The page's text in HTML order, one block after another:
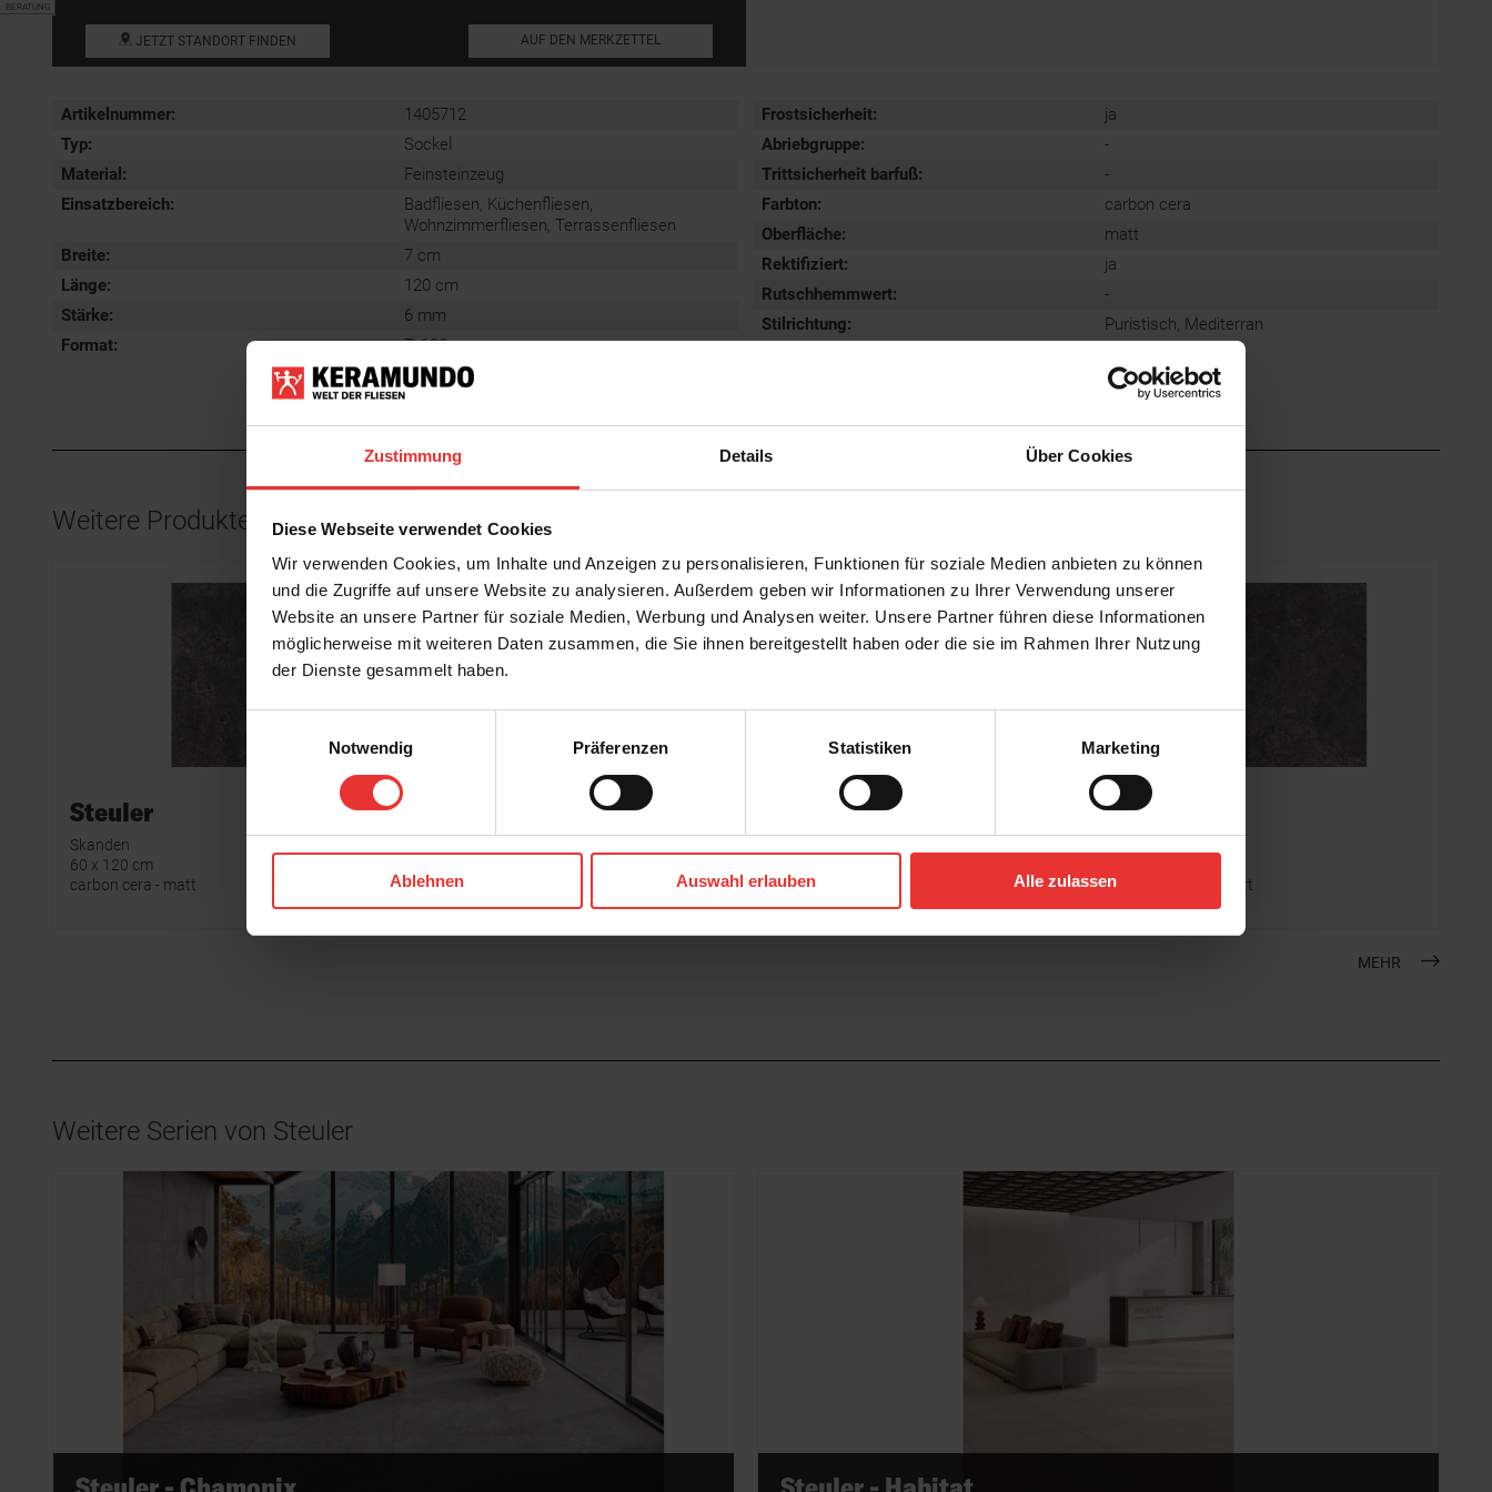
Zustimmung Details Über Cookies
Diese Webseite verwendet Cookies
Wir verwenden Cookies, um Inhalte und Anzeigen zu personalisieren, Funktionen für soziale Medien anbieten zu können
und die Zugriffe auf unsere Website zu analysieren. Außerdem geben wir Informationen zu Ihrer Verwendung unserer
Website an unsere Partner für soziale Medien, Werbung und Analysen weiter. Unsere Partner führen diese Informationen
möglicherweise mit weiteren Daten zusammen, die Sie ihnen bereitgestellt haben oder die sie im Rahmen Ihrer Nutzung
der Dienste gesammelt haben.
Notwendig
Präferenzen Statistiken Marketing
Ablehnen Auswahl erlauben Alle zulassen
JETZT STANDORT FINDEN AUF DEN MERKZETTEL
Artikelnummer:
1405712
Typ:
Sockel
Material:
Feinsteinzeug
Einsatzbereich:
Badfliesen, Küchenfliesen,
Wohnzimmerfliesen, Terrassenfliesen
Breite:
7 cm
Länge:
120 cm
Stärke:
6 mm
Format: 7x120 cm
Frostsicherheit:
ja
Abriebgruppe:
-
Trittsicherheit barfuß:
-
Farbton:
carbon cera
Oberfläche:
matt
Rektifiziert:
ja
Rutschhemmwert:
-
Stilrichtung: Puristisch, Mediterran
Weitere Produkte aus der Serie
Steuler
Skanden
60 x 120 cm
carbon cera - matt
carbon
Steuler
carbon
Steuler
carbon cera - matt
MEHR
Weitere Serien von Steuler
BERATUNG